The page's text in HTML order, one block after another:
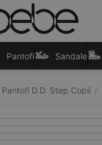
Pantofi Sandale
Pantofi D.D. Step Copii /